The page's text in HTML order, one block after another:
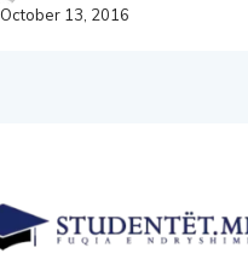
October 13, 2016